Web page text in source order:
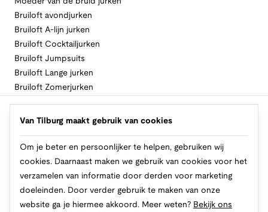
Bruiloft avondjurken
Bruiloft A-lijn jurken
Bruiloft Cocktailjurken
Bruiloft Jumpsuits
Bruiloft Lange jurken
Bruiloft Zomerjurken
Volg Van Tilburg
Makkelijk en veilig betalen
Van Tilburg maakt gebruik van cookies
Om je beter en persoonlijker te helpen, gebruiken wij
cookies. Daarnaast maken we gebruik van cookies voor het
verzamelen van informatie door derden voor marketing
doeleinden. Door verder gebruik te maken van onze
website ga je hiermee akkoord. Meer weten? Bekijk ons